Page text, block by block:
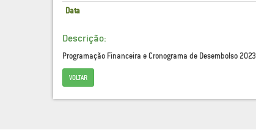
Data
Descrição:
Programação Financeira e Cronograma de Desembolso 2023
VOLTAR